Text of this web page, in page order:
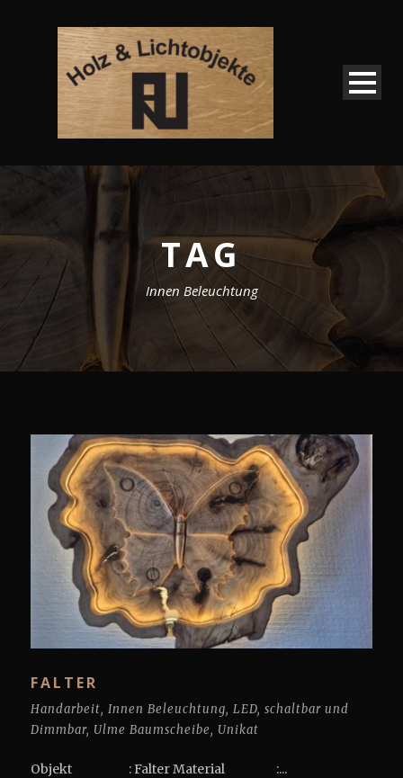
TAG
Innen Beleuchtung
FALTER
Handarbeit, Innen Beleuchtung, LED, schaltbar und
Dimmbar, Ulme Baumscheibe, Unikat
Objekt : Falter Material :...